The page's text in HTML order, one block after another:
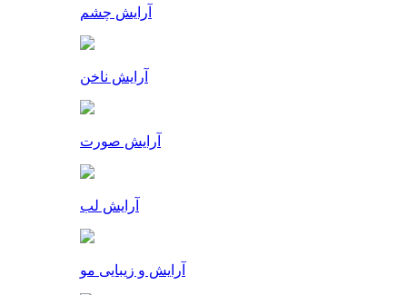
آرایش چشم
آرایش ناخن
آرایش صورت
آرایش لب
آرایش و زیبایی مو